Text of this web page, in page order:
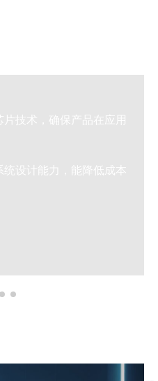
普微已成为国内唯一成功跻身
技术，确保产品在应用
设计能力，能降低成本